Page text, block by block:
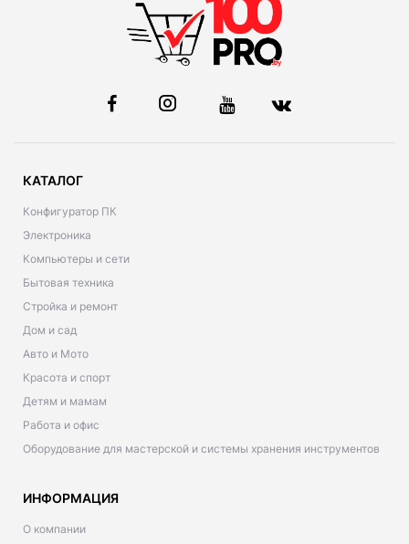
КАТАЛОГ
Конфигуратор ПК
Электроника
Компьютеры и сети
Бытовая техника
Стройка и ремонт
Дом и сад
Авто и Мото
Красота и спорт
Детям и мамам
Работа и офис
Оборудование для мастерской и системы хранения инструментов
ИНФОРМАЦИЯ
О компании